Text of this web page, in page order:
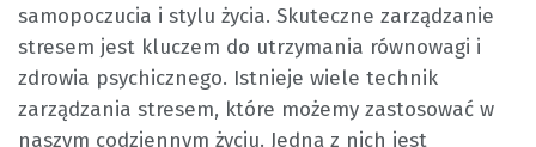
samopoczucia i stylu życia. Skuteczne zarządzanie
stresem jest kluczem do utrzymania równowagi i
zdrowia psychicznego. Istnieje wiele technik
zarządzania stresem, które możemy zastosować w
naszym codziennym życiu. Jedną z nich jest